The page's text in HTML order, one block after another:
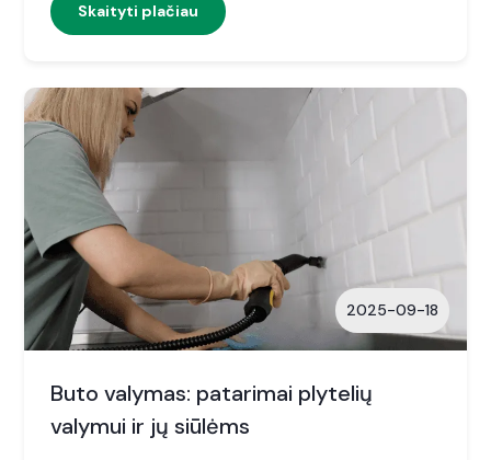
Skaityti plačiau
2025-09-18
Buto valymas: patarimai plytelių
valymui ir jų siūlėms